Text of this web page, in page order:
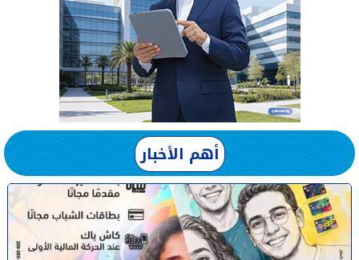
أهم الأخبار